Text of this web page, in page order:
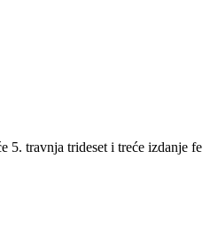
5. travnja trideset i treće izdanje fe